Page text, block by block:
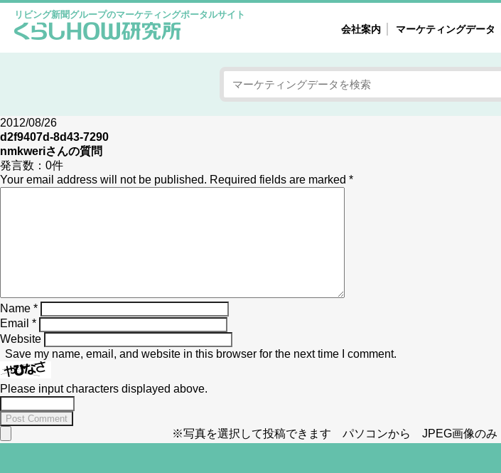
リビング新聞グループのマーケティングポータルサイト
会社案内 マーケティングデータ
女性の気持ちと消費がリア
自主調査レポート
2012/08/26
d2f9407d-8d43-7290
nmkweriさんの質問
発言数： 0件
Your email address will not be published. Required fields are marked *
Name *
Email *
Website
Save my name, email, and website in this browser for the next time I comment.
Please input characters displayed above.
※写真を選択して投稿できます パソコンから JPEG画像のみ